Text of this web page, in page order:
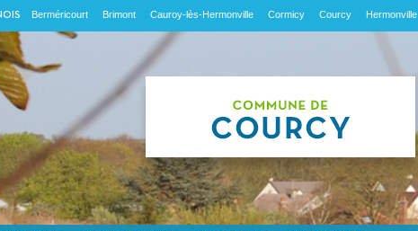
Berméricourt Brimont Cauroy-lès-Hermonville Cormicy Courcy Hermonville